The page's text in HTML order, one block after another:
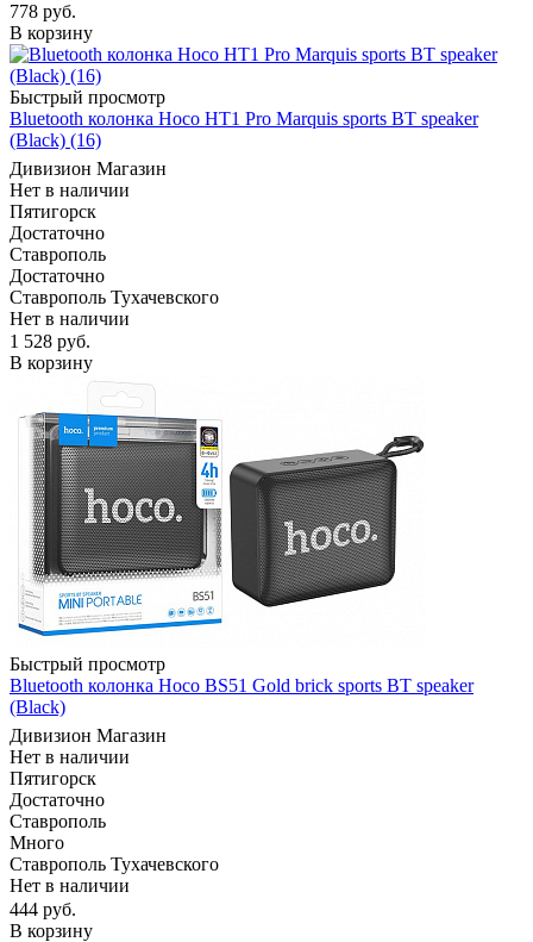
778 руб.
В корзину
Быстрый просмотр
Bluetooth колонка Hoco HT1 Pro Marquis sports BT speaker
(Black) (16)
Дивизион Магазин
Нет в наличии
Пятигорск
Достаточно
Ставрополь
Достаточно
Ставрополь Тухачевского
Нет в наличии
1 528 руб.
В корзину
Быстрый просмотр
Bluetooth колонка Hoco BS51 Gold brick sports BT speaker
(Black)
Дивизион Магазин
Нет в наличии
Пятигорск
Достаточно
Ставрополь
Много
Ставрополь Тухачевского
Нет в наличии
444 руб.
В корзину